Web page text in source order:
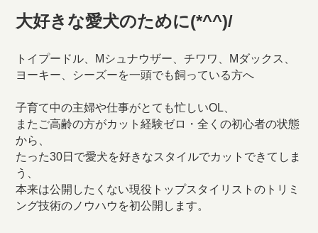
大好きな愛犬のために(*^^)/
トイプードル、Mシュナウザー、チワワ、Mダックス、
ヨーキー、シーズーを一頭でも飼っている方へ
子育て中の主婦や仕事がとても忙しいOL、
またご高齢の方がカット経験ゼロ・全くの初心者の状態
から、
たった30日で愛犬を好きなスタイルでカットできてしま
う、
本来は公開したくない現役トップスタイリストのトリミ
ング技術のノウハウを初公開します。